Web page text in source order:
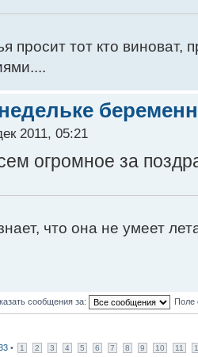
просит тот кто виноват,
2011, 05:21
огромное за
что она не умеет
сообщения за: Поле
• 1 2 3 4 5 6 7 8 9 10 11